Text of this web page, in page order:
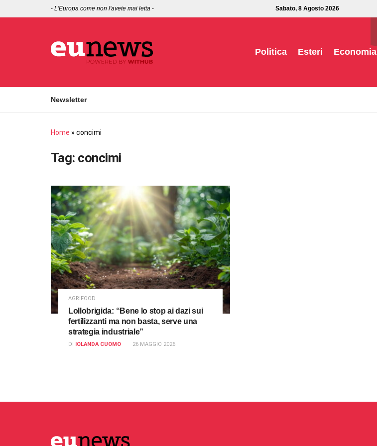
- L'Europa come non l'avete mai letta - Sabato, 8 Agosto 2026
Politica Esteri Economia
Newsletter
Home » concimi
Tag: concimi
AGRIFOOD
Lollobrigida: “Bene lo stop ai dazi sui
fertilizzanti ma non basta, serve una
strategia industriale”
DI IOLANDA CUOMO 26 MAGGIO 2026